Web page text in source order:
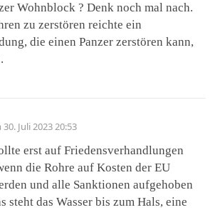
Wohnblock ? Denk noch mal nach.
zu zerstören reichte ein
die einen Panzer zerstören kann,
30. Juli 2023 20:53
erst auf Friedensverhandlungen
die Rohre auf Kosten der EU
und alle Sanktionen aufgehoben
steht das Wasser bis zum Hals, eine